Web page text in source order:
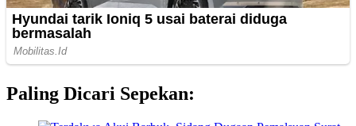
Paling Dicari Sepekan: